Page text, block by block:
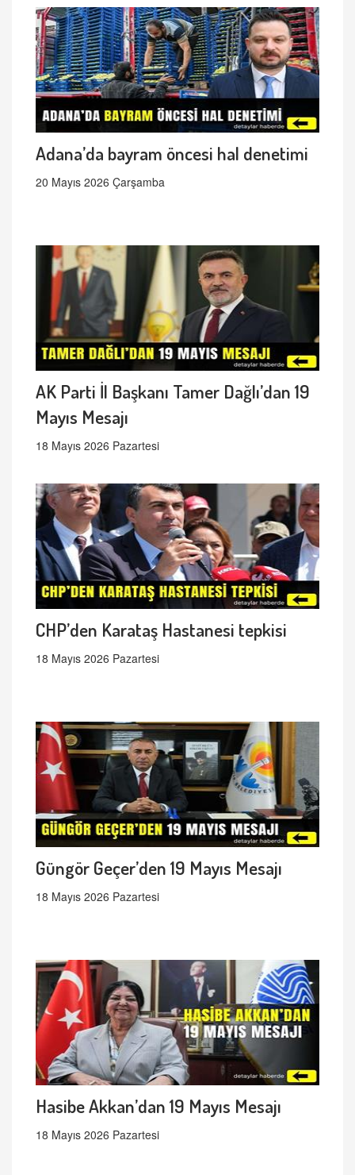
Adana’da bayram öncesi hal denetimi
20 Mayıs 2026 Çarşamba
AK Parti İl Başkanı Tamer Dağlı’dan 19
Mayıs Mesajı
18 Mayıs 2026 Pazartesi
CHP’den Karataş Hastanesi tepkisi
18 Mayıs 2026 Pazartesi
Güngör Geçer’den 19 Mayıs Mesajı
18 Mayıs 2026 Pazartesi
Hasibe Akkan’dan 19 Mayıs Mesajı
18 Mayıs 2026 Pazartesi